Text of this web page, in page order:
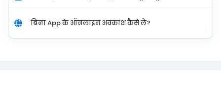
बिना App के ऑनलाइन अवकाश कैसे लें?